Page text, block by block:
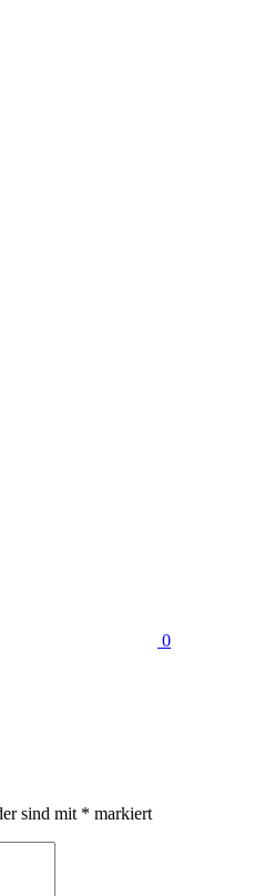
0
sind mit * markiert